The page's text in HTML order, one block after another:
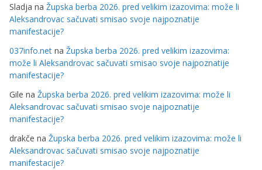
Sladja na Župska berba 2026. pred velikim izazovima: može li
Aleksandrovac sačuvati smisao svoje najpoznatije
manifestacije?
037info.net na Župska berba 2026. pred velikim izazovima:
može li Aleksandrovac sačuvati smisao svoje najpoznatije
manifestacije?
Gile na Župska berba 2026. pred velikim izazovima: može li
Aleksandrovac sačuvati smisao svoje najpoznatije
manifestacije?
drakče na Župska berba 2026. pred velikim izazovima: može li
Aleksandrovac sačuvati smisao svoje najpoznatije
manifestacije?